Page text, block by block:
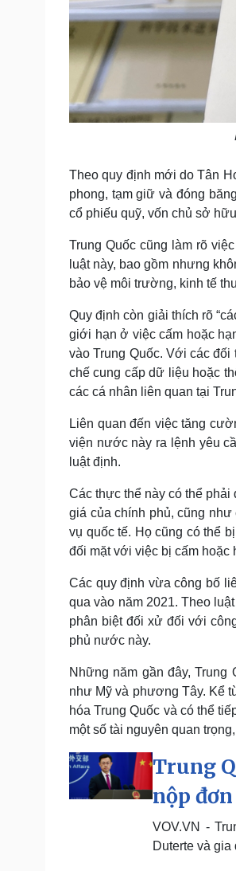
Theo quy định mới do Tân
phong, tạm giữ và đóng
cổ phiếu quỹ, vốn chủ sở
Trung Quốc cũng làm rõ
luật này, bao gồm nhưng
bảo vệ môi trường, kinh tế
Quy định còn giải thích rõ
giới hạn ở việc cấm hoặc
vào Trung Quốc. Với các
chế cung cấp dữ liệu hoặc
các cá nhân liên quan tại
Liên quan đến việc tăng
viện nước này ra lệnh yêu
luật định.
Các thực thể này có thể phải
giá của chính phủ, cũng
vụ quốc tế. Họ cũng có thể
đối mặt với việc bị cấm hoặc
Các quy định vừa công bố
qua vào năm 2021. Theo
phân biệt đối xử đối với
phủ nước này.
Những năm gần đây,
như Mỹ và phương Tây. Kể
hóa Trung Quốc và có thể
một số tài nguyên quan
Trung
nộp
VOV.VN -
Duterte và